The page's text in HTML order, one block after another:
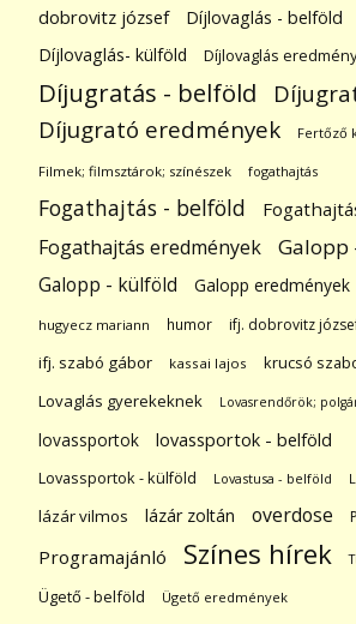
dobrovitz józsef
Díjlovaglás - belföld
Díjlovaglás- külföld
Díjlovaglás
Díjugratás - belföld
Díjugrató eredmények Fertőző
Filmek; filmsztárok; színészek fogathajtás
Fogathajtás - belföld
Fogathajtás eredmények Galopp
Galopp - külföld Galopp eredmények
hugyecz mariann humor ifj. dobrovitz
ifj. szabó gábor kassai lajos krucsó
Lovaglás gyerekeknek Lovasrendőrök;
lovassportok lovassportok - belföld
Lovassportok - külföld Lovastusa - belföld
lázár vilmos lázár zoltán overdose
Programajánló Színes hírek
Ügető - belföld Ügető eredmények